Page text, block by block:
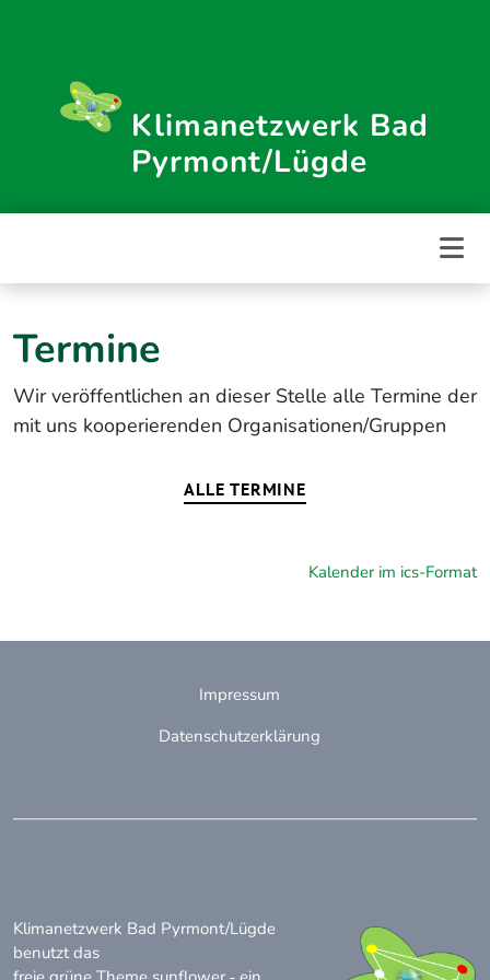
Klimanetzwerk Bad
Pyrmont/Lügde
Termine
Wir veröffentlichen an dieser Stelle alle Termine der
mit uns kooperierenden Organisationen/Gruppen
ALLE TERMINE
Kalender im ics-Format
Impressum
Datenschutzerklärung
Klimanetzwerk Bad Pyrmont/Lügde
benutzt das